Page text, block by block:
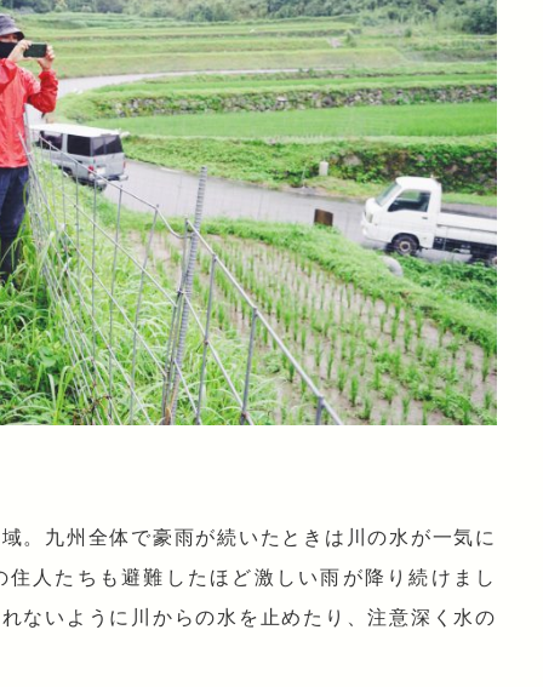
。九州全体で豪雨が続いたときは川の水が一気に
人たちも避難したほど激しい雨が降り続けまし
ないように川からの水を止めたり、注意深く水の